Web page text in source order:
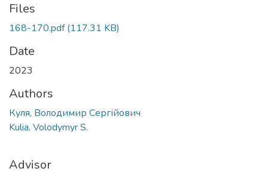
Files
168-170.pdf(117.31 KB)
Date
2023
Authors
Куля, Володимир Сергійович
Kulia, Volodymyr S.
Advisor